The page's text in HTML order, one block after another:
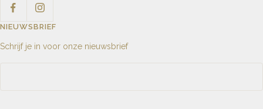
NIEUWSBRIEF
Schrijf je in voor onze nieuwsbrief